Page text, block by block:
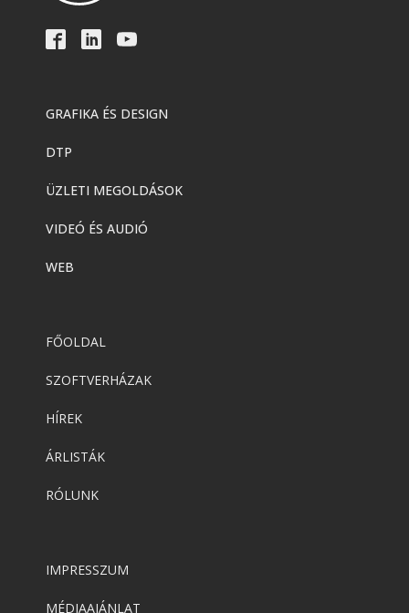
GRAFIKA ÉS DESIGN
DTP
ÜZLETI MEGOLDÁSOK
VIDEÓ ÉS AUDIÓ
WEB
FŐOLDAL
SZOFTVERHÁZAK
HÍREK
ÁRLISTÁK
RÓLUNK
IMPRESSZUM
MÉDIAAJÁNLAT